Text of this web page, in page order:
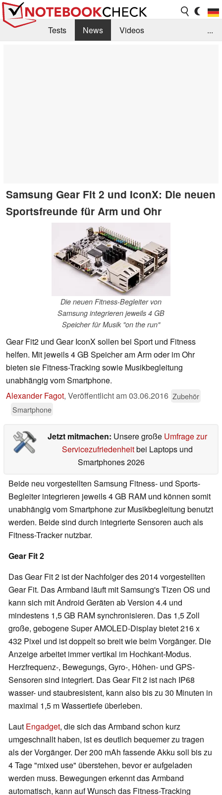
Tests News
Videos
...
Samsung Gear Fit 2 und IconX: Die neuen
Sportsfreunde für Arm und Ohr
Die neuen Fitness-Begleiter von
Samsung integrieren jeweils 4 GB
Speicher für Musik "on the run"
Gear Fit2 und Gear IconX sollen bei Sport und Fitness
helfen. Mit jeweils 4 GB Speicher am Arm oder im Ohr
bieten sie Fitness-Tracking sowie Musikbegleitung
unabhängig vom Smartphone.
Alexander Fagot, Veröffentlicht am03.06.2016 Zubehör
Smartphone
Jetzt mitmachen: Unsere große Umfrage zur
Servicezufriedenheitbei Laptops und
Smartphones 2026
Beide neu vorgestellten Samsung Fitness- und Sports-
Begleiter integrieren jeweils 4 GB RAM und können somit
unabhängig vom Smartphone zur Musikbegleitung benutzt
werden. Beide sind durch integrierte Sensoren auch als
Fitness-Tracker nutzbar.
Gear Fit 2
Das Gear Fit 2 ist der Nachfolger des 2014 vorgestellten
Gear Fit. Das Armband läuft mit Samsung's Tizen OS und
kann sich mit Android Geräten ab Version 4.4 und
mindestens 1,5 GB RAM synchronisieren. Das 1,5 Zoll
große, gebogene Super AMOLED-Display bietet 216 x
432 Pixel und ist doppelt so breit wie beim Vorgänger. Die
Anzeige arbeitet immer vertikal im Hochkant-Modus.
Herzfrequenz-, Bewegungs, Gyro-, Höhen- und GPS-
Sensoren sind integriert. Das Gear Fit 2 ist nach IP68
wasser- und staubresistent, kann also bis zu 30 Minuten in
maximal 1,5 m Wassertiefe überleben.
Laut Engadget, die sich das Armband schon kurz
umgeschnallt haben, ist es deutlich bequemer zu tragen
als der Vorgänger. Der 200 mAh fassende Akku soll bis zu
4 Tage "mixed use" überstehen, bevor er aufgeladen
werden muss. Bewegungen erkennt das Armband
automatisch, kann auf Wunsch das Fitness-Tracking